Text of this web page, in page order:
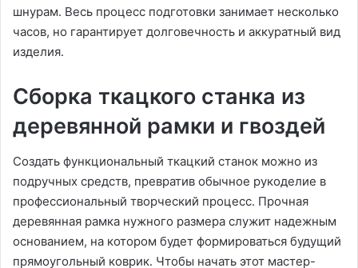
шнурам․ Весь процесс подготовки занимает несколько
часов, но гарантирует долговечность и аккуратный вид
изделия․
Сборка ткацкого станка из
деревянной рамки и гвоздей
Создать функциональный ткацкий станок можно из
подручных средств, превратив обычное рукоделие в
профессиональный творческий процесс․ Прочная
деревянная рамка нужного размера служит надежным
основанием, на котором будет формироваться будущий
прямоугольный коврик․ Чтобы начать этот мастер-